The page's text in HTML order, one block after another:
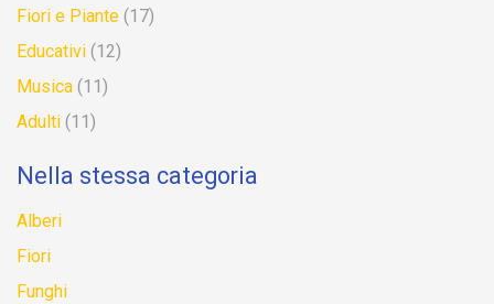
Fiori e Piante (17)
Educativi (12)
Musica (11)
Adulti (11)
Nella stessa categoria
Alberi
Fiori
Funghi